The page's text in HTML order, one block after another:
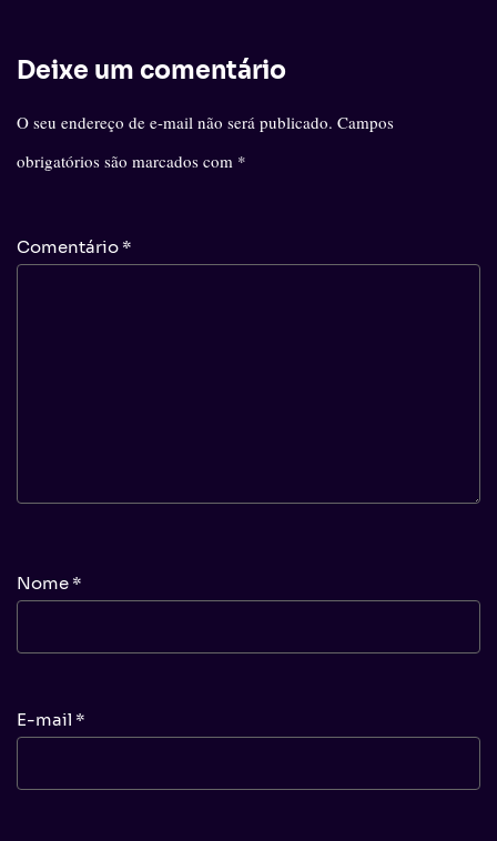
Deixe um comentário
O seu endereço de e-mail não será publicado. Campos
obrigatórios são marcados com *
Comentário *
Nome *
E-mail *